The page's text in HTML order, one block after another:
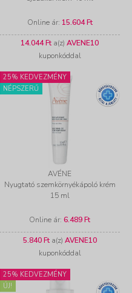
Online ár: 15.604 Ft
14.044 Ft a(z) AVENE10
kuponkóddal
25% KEDVEZMÉNY
NÉPSZERŰ
AVÉNE
Nyugtató szemkörnyékápoló krém
15 ml
Online ár: 6.489 Ft
5.840 Fta(z) AVENE10
kuponkóddal
25% KEDVEZMÉNY
ÚJ!